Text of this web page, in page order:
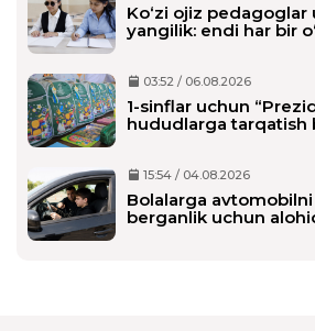
Ko‘zi ojiz
yangilik: endi har bir
03:52 / 06.08.2026
1-sinflar uchun
hududlarga tarqatish
15:54 / 04.08.2026
Bolalarga
berganlik uchun